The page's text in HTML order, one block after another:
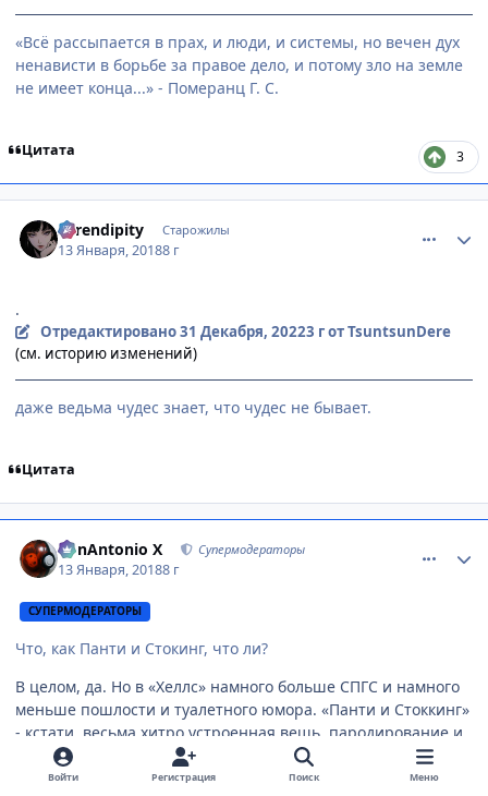
«Всё рассыпается в прах, и люди, и системы, но вечен дух
ненависти в борьбе за правое дело, и потому зло на земле
не имеет конца...» - Померанц Г. С.
Цитата 3
Serendipity Старожилы
13 Января, 20188 г
.
Отредактировано31 Декабря, 20223 гот TsuntsunDere
(см. историю изменений)
даже ведьма чудес знает, что чудес не бывает.
Цитата
BonAntonio X Супермодераторы
13 Января, 20188 г
СУПЕРМОДЕРАТОРЫ
Что, как Панти и Стокинг, что ли?
В целом, да. Но в «Хеллс» намного больше СПГС и намного
меньше пошлости и туалетного юмора. «Панти и Стоккинг»
- кстати, весьма хитро устроенная вещь, пародирование и
аудио-визуальный язык тамошнего уровня - это высший
пилотаж, имхо. И даже всей дерзости содержания,
Войти Регистрация Поиск Меню